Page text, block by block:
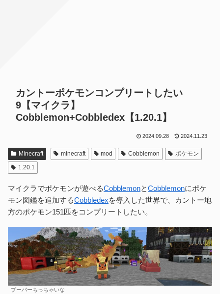
カントーポケモンコンプリートしたい
9【マイクラ】
Cobblemon+Cobbledex【1.20.1】
2024.09.28 2024.11.23
Minecraft minecraft mod Cobblemon
ポケモン
1.20.1
マイクラでポケモンが遊べるCobblemonとCobblemonにポケ
モン図鑑を追加するCobbledexを導入した世界で、カントー地
方のポケモン151匹をコンプリートしたい。
ブーバーちっちゃいな